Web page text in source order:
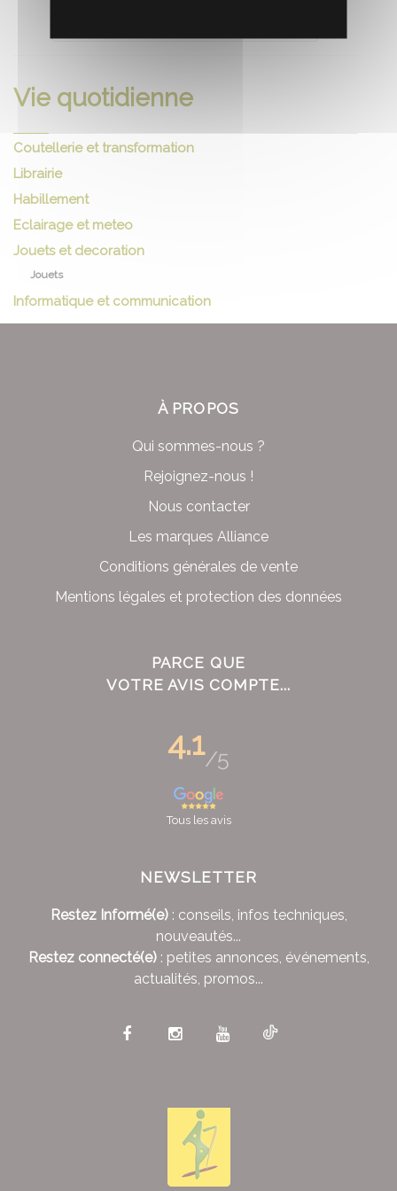
Vie quotidienne
Coutellerie et transformation
Librairie
Habillement
Eclairage et meteo
Jouets et decoration
Jouets
Informatique et communication
À PROPOS
Qui sommes-nous ?
Rejoignez-nous !
Nous contacter
Les marques Alliance
Conditions générales de vente
Mentions légales et protection des données
PARCE QUE
VOTRE AVIS COMPTE...
4.1/5
Tous les avis
NEWSLETTER
Restez Informé(e): conseils, infos techniques,
nouveautés...
Restez connecté(e): petites annonces, événements,
actualités, promos...